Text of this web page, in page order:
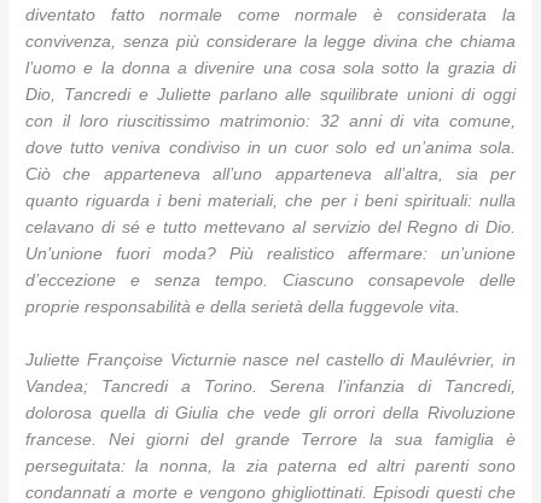
diventato fatto normale come normale è considerata la
convivenza, senza più considerare la legge divina che chiama
l’uomo e la donna a divenire una cosa sola sotto la grazia di
Dio, Tancredi e Juliette parlano alle squilibrate unioni di oggi
con il loro riuscitissimo matrimonio: 32 anni di vita comune,
dove tutto veniva condiviso in un cuor solo ed un’anima sola.
Ciò che apparteneva all’uno apparteneva all’altra, sia per
quanto riguarda i beni materiali, che per i beni spirituali: nulla
celavano di sé e tutto mettevano al servizio del Regno di Dio.
Un’unione fuori moda? Più realistico affermare: un’unione
d’eccezione e senza tempo. Ciascuno consapevole delle
proprie responsabilità e della serietà della fuggevole vita.
Juliette Françoise Victurnie nasce nel castello di Maulévrier, in
Vandea; Tancredi a Torino. Serena l’infanzia di Tancredi,
dolorosa quella di Giulia che vede gli orrori della Rivoluzione
francese. Nei giorni del grande Terrore la sua famiglia è
perseguitata: la nonna, la zia paterna ed altri parenti sono
condannati a morte e vengono ghigliottinati. Episodi questi che